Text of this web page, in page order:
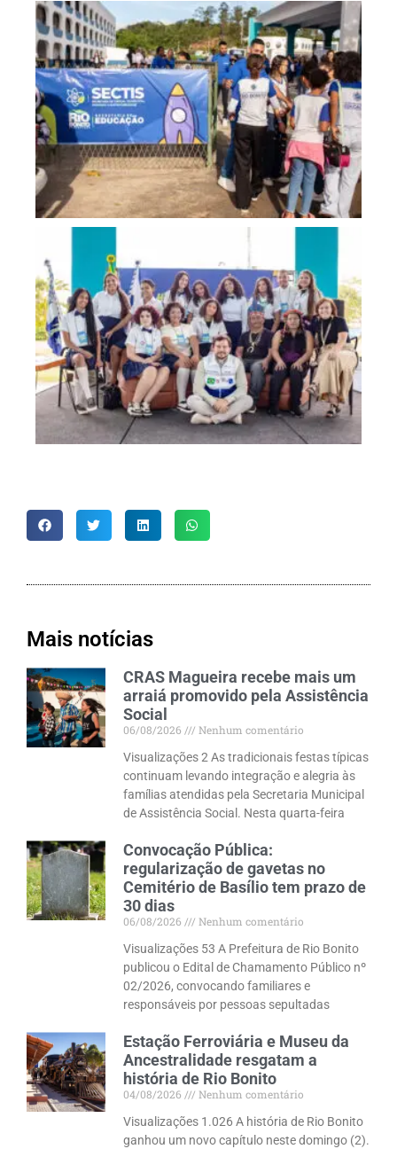
Mais notícias
CRAS Magueira recebe mais um
arraiá promovido pela Assistência
Social
06/08/2026
Nenhum comentário
Visualizações 2 As tradicionais festas típicas
continuam levando integração e alegria às
famílias atendidas pela Secretaria Municipal
de Assistência Social. Nesta quarta-feira
Convocação Pública:
regularização de gavetas no
Cemitério de Basílio tem prazo de
30 dias
06/08/2026
Nenhum comentário
Visualizações 53 A Prefeitura de Rio Bonito
publicou o Edital de Chamamento Público nº
02/2026, convocando familiares e
responsáveis por pessoas sepultadas
Estação Ferroviária e Museu da
Ancestralidade resgatam a
história de Rio Bonito
04/08/2026
Nenhum comentário
Visualizações 1.026 A história de Rio Bonito
ganhou um novo capítulo neste domingo (2).